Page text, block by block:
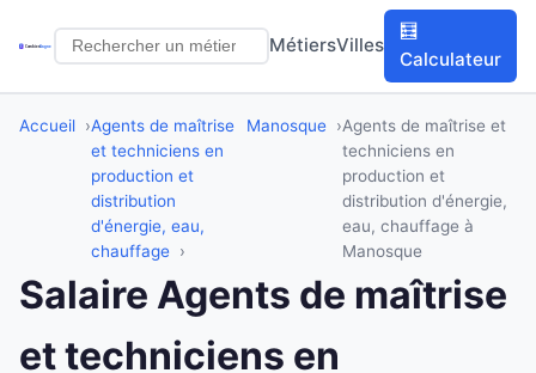
MétiersVilles
🧮
Calculateur
Accueil
Agents de maîtrise
et techniciens en
production et
distribution
d'énergie, eau,
chauffage
Manosque
Agents de maîtrise et
techniciens en
production et
distribution d'énergie,
eau, chauffage à
Manosque
Salaire Agents de maîtrise
et techniciens en